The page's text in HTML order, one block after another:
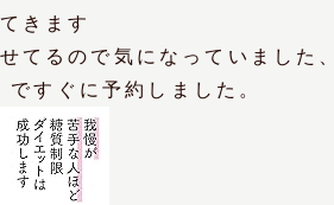
きます
てるので気になっていました、
すぐに予約しました。